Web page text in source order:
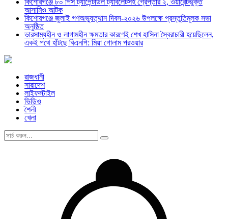
কিশোরগঞ্জে ৮০ পিস ট্যাপেন্টাডল ট্যাবলেটসহ গ্রেপ্তার ২, ওয়ারেন্টভুক্ত
আসামিও আটক
কিশোরগঞ্জে জুলাই গণঅভ্যুত্থান দিবস-২০২৬ উপলক্ষে প্রস্তুতিমূলক সভা
অনুষ্ঠিত
ভারসাম্যহীন ও লাগামহীন ক্ষমতার কারণেই শেখ হাসিনা স্বৈরাচারী হয়েছিলেন,
একই পথে হাঁটছে বিএনপি: মিয়া গোলাম পরওয়ার
রাজধানী
সারাদেশ
লাইফস্টাইল
ভিডিও
শৈলী
খেলা